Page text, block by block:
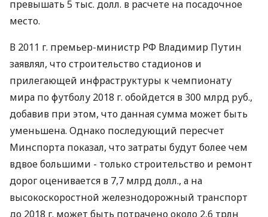
превышать 5 тыс. долл. в расчете на посадочное
место.
В 2011 г. премьер-министр РФ Владимир Путин
заявлял, что строительство стадионов и
прилегающей инфраструктуры к чемпионату
мира по футболу 2018 г. обойдется в 300 млрд руб.,
добавив при этом, что данная сумма может быть
уменьшена. Однако последующий пересчет
Минспорта показал, что затраты будут более чем
вдвое большими - только строительство и ремонт
дорог оценивается в 7,7 млрд долл., а на
высокоскоростной железнодорожный транспорт
до 2018 г. может быть потрачено около 2,6 трлн